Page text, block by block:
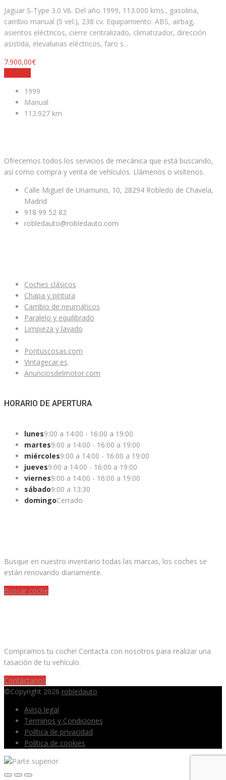
Jaguar S-Type 3.0 V6. Del año 1999, 113.000 kms., gasolina,
cambio manual (5 vel.), 238 cv. Equipamiento: ABS, airbag,
asientos eléctricos, cierre centralizado, climatizador, dirección
asistida, elevalunas eléctricos, faro s...
7.900,00€
1999
Manual
112.927 km
Ofrecemos todos los servicios de mecánica que está buscando,
así como compra y venta de vehículos. Llámenos o visítenos.
Calle Miguel de Unamuno, 10, 28294 Robledo de Chavela,
Madrid
918 99 52 82
robledauto@robledauto.com
Coches clásicos
Chapa y pintura
Cambio de neumáticos
Paralelo y equilibrado
Limpieza y lavado
Pontuscosas.com
Vintagecar.es
Anunciosdelmotor.com
HORARIO DE APERTURA
lunes9:00 a 14:00 - 16:00 a 19:00
martes9:00 a 14:00 - 16:00 a 19:00
miércoles9:00 a 14:00 - 16:00 a 19:00
jueves9:00 a 14:00 - 16:00 a 19:00
viernes9:00 a 14:00 - 16:00 a 19:00
sábado9:00 a 13:30
domingoCerrado
Busque en nuestro inventario todas las marcas, los coches se
están renovando diariamente.
Buscar coche
Compramos tu coche! Contacta con nosotros para realizar una
tasación de tu vehículo.
Contáctanos
©Copyright 2026 robledauto
Aviso legal
Terminos y Condiciones
Política de privacidad
Política de cookies